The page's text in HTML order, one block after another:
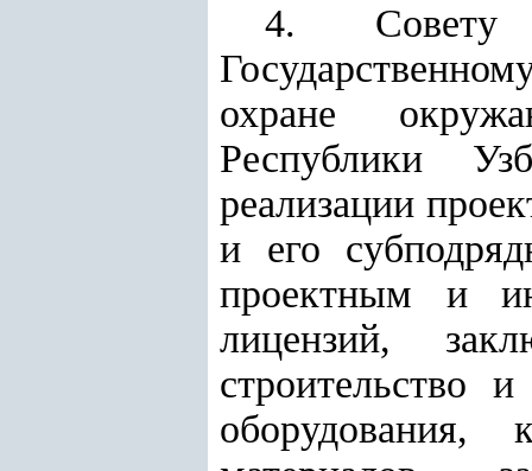
4. Совету
охране
Республики
реализации
и его
проектным и
лицензий,
строительство